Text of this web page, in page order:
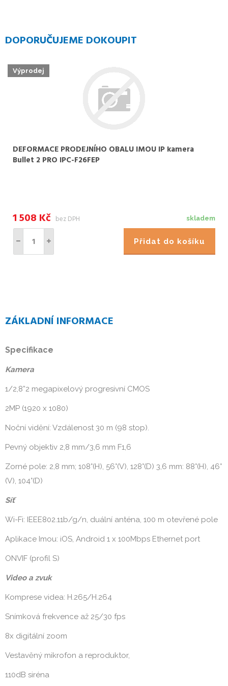
DOPORUČUJEME DOKOUPIT
DEFORMACE PRODEJNÍHO OBALU IMOU IP kamera
Bullet 2 PRO IPC-F26FEP
skladem
1 508 Kč bez DPH
Přidat do košíku
Výprodej
ZÁKLADNÍ INFORMACE
Specifikace
Kamera
1/2,8”2 megapixelový progresivní CMOS
2MP (1920 x 1080)
Noční vidění: Vzdálenost 30 m (98 stop).
Pevný objektiv 2,8 mm/3,6 mm F1,6
Zorné pole: 2,8 mm; 108°(H), 56°(V), 128°(D) 3,6 mm: 88°(H), 46°
(V), 104°(D)
Síť
Wi-Fi: IEEE802.11b/g/n, duální anténa, 100 m otevřené pole
Aplikace Imou: iOS, Android 1 x 100Mbps Ethernet port
ONVIF (profil S)
Video a zvuk
Komprese videa: H.265/H.264
Snímková frekvence až 25/30 fps
8x digitální zoom
Vestavěný mikrofon a reproduktor,
110dB siréna